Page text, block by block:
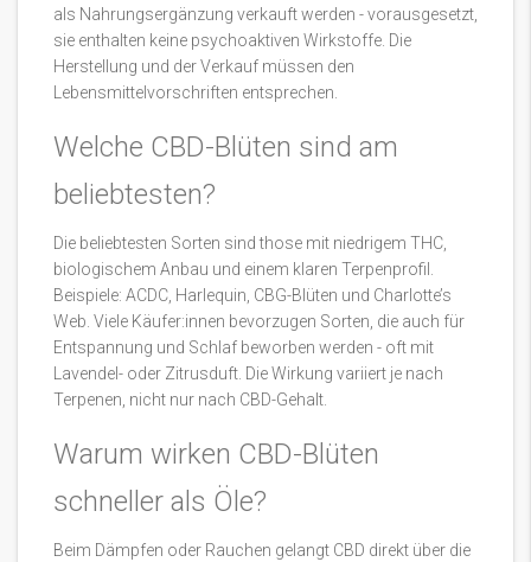
als Nahrungsergänzung verkauft werden - vorausgesetzt,
sie enthalten keine psychoaktiven Wirkstoffe. Die
Herstellung und der Verkauf müssen den
Lebensmittelvorschriften entsprechen.
Welche CBD-Blüten sind am
beliebtesten?
Die beliebtesten Sorten sind those mit niedrigem THC,
biologischem Anbau und einem klaren Terpenprofil.
Beispiele: ACDC, Harlequin, CBG-Blüten und Charlotte’s
Web. Viele Käufer:innen bevorzugen Sorten, die auch für
Entspannung und Schlaf beworben werden - oft mit
Lavendel- oder Zitrusduft. Die Wirkung variiert je nach
Terpenen, nicht nur nach CBD-Gehalt.
Warum wirken CBD-Blüten
schneller als Öle?
Beim Dämpfen oder Rauchen gelangt CBD direkt über die